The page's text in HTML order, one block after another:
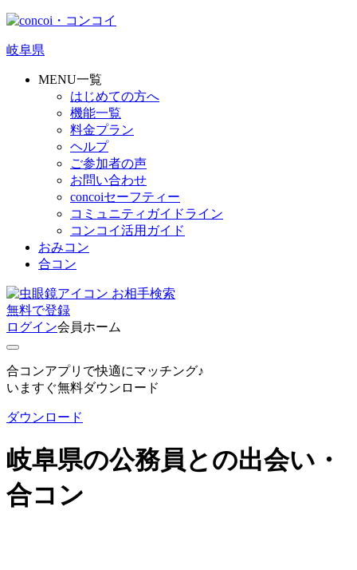
岐阜県
MENU一覧
はじめての方へ
機能一覧
料金プラン
ヘルプ
ご参加者の声
お問い合わせ
concoiセーフティー
コミュニティガイドライン
コンコイ活用ガイド
おみコン
合コン
お相手検索
無料で登録
ログイン会員ホーム
合コンアプリで快適にマッチング♪
いますぐ無料ダウンロード
ダウンロード
岐阜県の公務員との出会い・
合コン